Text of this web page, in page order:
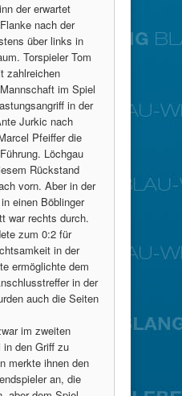
der erwartet
nach der
über links in
Torspieler Tom
zahlreichen
im Spiel
in der
Jurkic nach
Pfeiffer die
Löchgau
Rückstand
vorn. Aber in der
einen Böblinger
war rechts durch.
zum 0:2 für
in der
ermöglichte dem
in der
auch die Seiten
im zweiten
in den Griff zu
merkte ihnen den
an, die